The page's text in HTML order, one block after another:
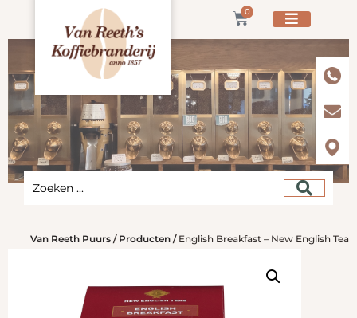
0
Van Reeth Puurs / Producten / English Breakfast – New English Tea